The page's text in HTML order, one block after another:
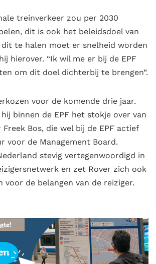
treinverkeer zou per 2030
dit is ook het beleidsdoel van
dit te halen moet er snelheid worden
hierover. “Ik wil me er bij de EPF
om dit doel dichterbij te brengen”.
voor de komende drie jaar.
binnen de EPF het stokje over van
Bos, die wel bij de EPF actief
voor de Management Board.
stevig vertegenwoordigd in
en zet Rover zich ook
voor de belangen van de reiziger.